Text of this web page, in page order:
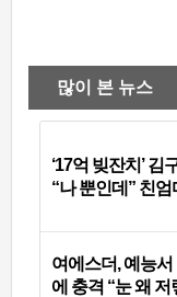
많이 본 뉴스
‘17억 빚잔치’ 김
“나 뿐인데” 친
여에스더, 예능
에 충격 “눈 왜